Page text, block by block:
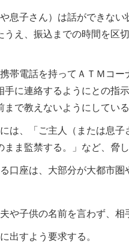
息子さん）は話ができない
うえ、振込までの時間を区
帯電話を持ってＡＴＭコー
手に連絡するようにとの指
まで教えないようにしている
は、「ご主人（または息子
まま監禁する。」など、脅
口座は、大部分が大都市圏
や子供の名前を言わず、相
出すよう要求する。